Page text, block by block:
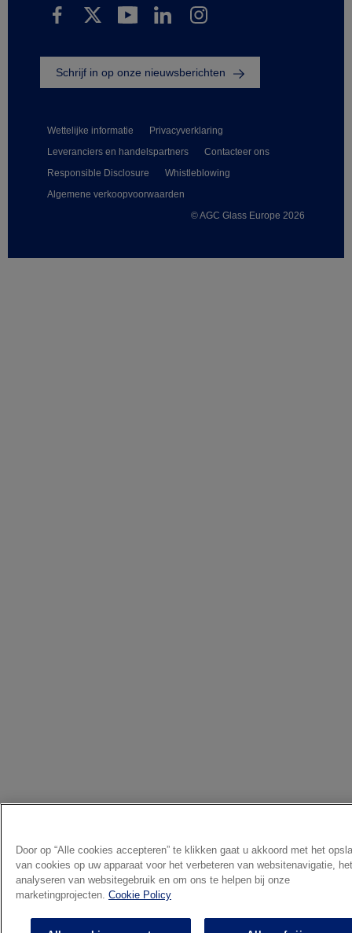
© AGC Glass Europe 2026
Wettelijke informatie
Privacyverklaring
Leveranciers en handelspartners
Contacteer ons
Responsible Disclosure
Whistleblowing
Algemene verkoopvoorwaarden
Schrijf in op onze nieuwsberichten
Door op “Alle cookies accepteren” te klikken gaat u akkoord met het
van cookies op uw apparaat voor het verbeteren van websitenavigatie, het
analyseren van websitegebruik en om ons te helpen bij onze
marketingprojecten. Cookie Policy